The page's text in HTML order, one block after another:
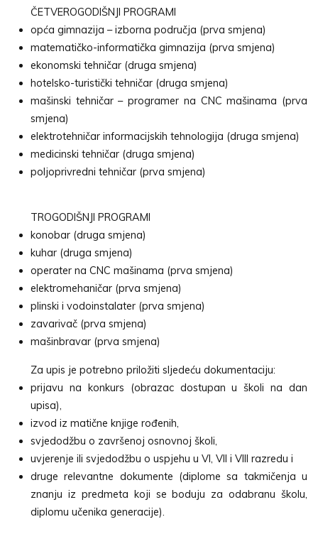
ČETVEROGODIŠNJI PROGRAMI
opća gimnazija – izborna područja (prva smjena)
matematičko-informatička gimnazija (prva smjena)
ekonomski tehničar (druga smjena)
hotelsko-turistički tehničar (druga smjena)
mašinski tehničar – programer na CNC mašinama (prva
smjena)
elektrotehničar informacijskih tehnologija (druga smjena)
medicinski tehničar (druga smjena)
poljoprivredni tehničar (prva smjena)
TROGODIŠNJI PROGRAMI
konobar (druga smjena)
kuhar (druga smjena)
operater na CNC mašinama (prva smjena)
elektromehaničar (prva smjena)
plinski i vodoinstalater (prva smjena)
zavarivač (prva smjena)
mašinbravar (prva smjena)
Za upis je potrebno priložiti sljedeću dokumentaciju:
prijavu na konkurs (obrazac dostupan u školi na dan
upisa),
izvod iz matične knjige rođenih,
svjedodžbu o završenoj osnovnoj školi,
uvjerenje ili svjedodžbu o uspjehu u VI, VII i VIII razredu i
druge relevantne dokumente (diplome sa takmičenja u
znanju iz predmeta koji se boduju za odabranu školu,
diplomu učenika generacije).